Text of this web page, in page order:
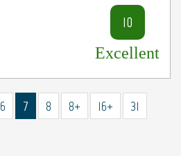
10
Excellent
6 7 8 8+ 16+
31